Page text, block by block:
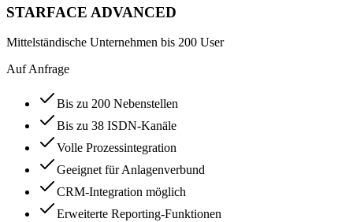
STARFACE ADVANCED
Mittelständische Unternehmen bis 200 User
Auf Anfrage
Bis zu 200 Nebenstellen
Bis zu 38 ISDN-Kanäle
Volle Prozessintegration
Geeignet für Anlagenverbund
CRM-Integration möglich
Erweiterte Reporting-Funktionen